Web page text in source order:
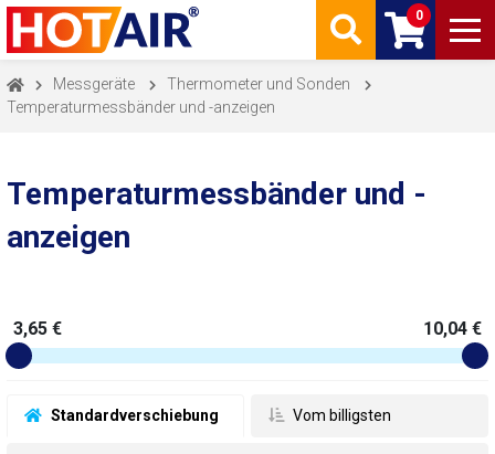
0
Messgeräte
Thermometer und Sonden
Temperaturmessbänder und -anzeigen
Temperaturmessbänder und -
anzeigen
Standardverschiebung Vom billigsten
3,65 € 10,04 €